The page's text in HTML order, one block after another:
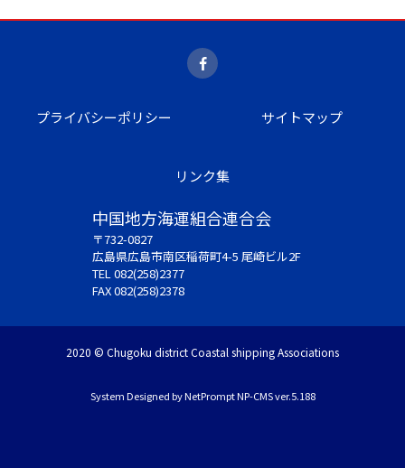
プライバシーポリシー サイトマップ
リンク集
中国地方海運組合連合会
〒732-0827
広島県広島市南区稲荷町4-5 尾崎ビル2F
TEL 082(258)2377
FAX 082(258)2378
2020 © Chugoku district Coastal shipping Associations
System Designed byNetPromptNP-CMS ver.5.188